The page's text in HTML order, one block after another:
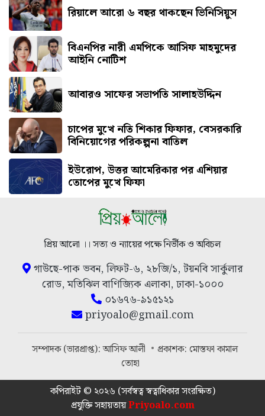
রিয়ালে আরো ৬ বছর থাকছেন ভিনিসিয়ুস
বিএনপির নারী এমপিকে আসিফ মাহমুদের
আইনি নোটিশ
আবারও সাফের সভাপতি সালাহউদ্দিন
চাপের মুখে নতি শিকার ফিফার, বেসরকারি
বিনিয়োগের পরিকল্পনা বাতিল
ইউরোপ, উত্তর আমেরিকার পর এশিয়ার
তোপের মুখে ফিফা
প্রিয় আলো ।। সত্য ও ন্যায়ের পক্ষে নির্ভীক ও অবিচল
গাউছে-পাক ভবন, লিফট-৬, ২৮জি/১, টয়নবি সার্কুলার
রোড, মতিঝিল বাণিজ্যিক এলাকা, ঢাকা-১০০০
০১৬৭৬-৯১৫১২১
priyoalo@gmail.com
সম্পাদক (ভারপ্রাপ্ত): আসিফ আলী
প্রকাশক: মোস্তফা কামাল
তোহা
কপিরাইট © ২০২৬ (সর্বস্বত্ব স্বত্বাধিকার সংরক্ষিত)
প্রযুক্তি সহায়তায়Priyoalo.com